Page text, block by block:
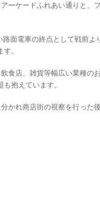
ーケードふれあい通りと、
面電車の終点として戦前よ
。
食店、雑貨等幅広い業種の
抱えています。
かれ商店街の視察を行った